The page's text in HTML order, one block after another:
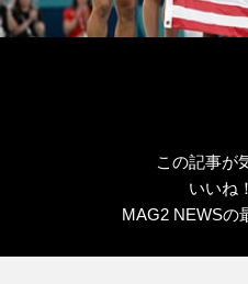
この記事が
いいね
MAG2 NEWSの